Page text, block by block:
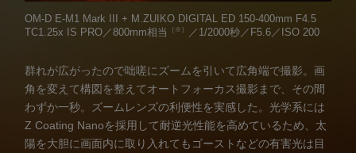
OM-D E-M1 Mark III + M.ZUIKO DIGITAL ED 150-400mm F4.5
TC1.25x IS PRO／800mm相当
［※］ ／1/2000秒／F5.6／ISO 200
群れが広がったので咄嗟にズームを引いて広角端で撮影。画
角を変えて構図を整えてオートフォーカス撮影まで、その間
わずか一秒。ズームレンズの利便性を実感した。光学系には
Z Coating Nanoを採用して耐逆光性能を高めているため、太
陽を大胆に画面内に取り入れてもゴーストなどの有害光は目